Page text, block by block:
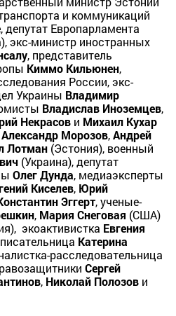
и коммуникаций
, депутат Европарламента
экс-министр иностранных
, представитель
Киммо Кильюнен,
России, экс-
Украины Владимир
Владислав Иноземцев,
Некрасов и Михаил Кухар
Александр Морозов,Андрей
Лотман (Эстония), военный
(Украина), депутат
Олег Дунда, медиаэксперты
Киселев, Юрий
Эггерт, ученые-
, Мария Снеговая (США)
экоактивистка Евгения
Катерина
расследовательница
Сергей
, Николай Полозов и